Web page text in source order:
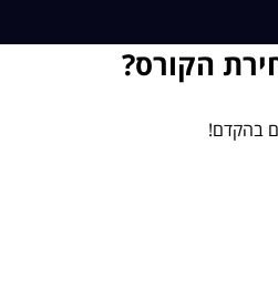
הקורס?
בהקדם!